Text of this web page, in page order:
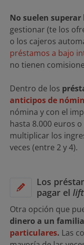
No suelen superar
gestionar (te los
o los cajeros
préstamos a bajo
no tienen
Dentro de los
anticipos de
nómina y con el
hasta 8.000 euros
multiplicar los
veces (entre 2 y 4).
Los
pagar el
Otra opción que
dinero a un
particulares. Las